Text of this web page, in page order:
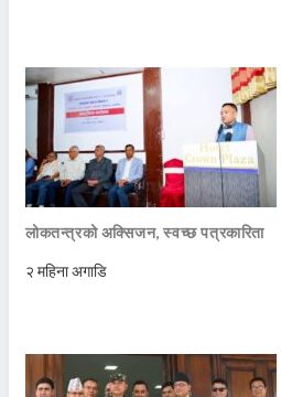
लोकतन्त्रको अक्सिजन, स्वच्छ पत्रकारिता
२ महिना अगाडि